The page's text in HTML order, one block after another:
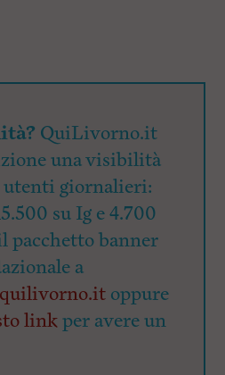
QuiLivorno.it
una visibilità
giornalieri:
su Ig e 4.700
pacchetto banner
a
oppure
linkper avere un